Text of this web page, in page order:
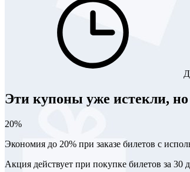
Эти купоны уже истекли, но
20%
Экономия до 20% при заказе билетов с
Акция действует при покупке билетов за 30